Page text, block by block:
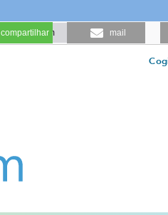
compartilhar mail